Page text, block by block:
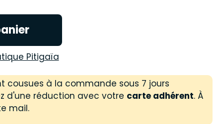
Pitigaïa
cousues à la commande sous 7 jours
d'une réduction avec votre carte adhérent. À
mail.